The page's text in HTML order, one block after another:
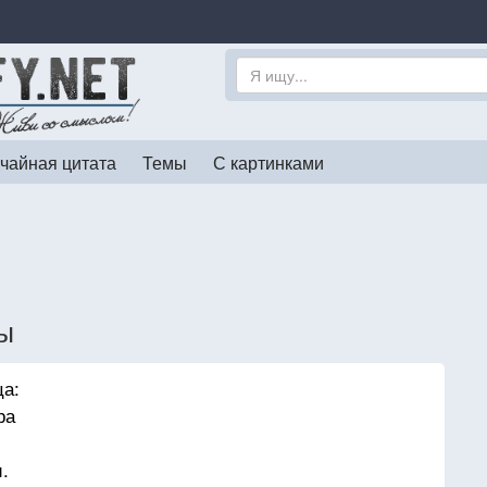
цитата Темы С картинками